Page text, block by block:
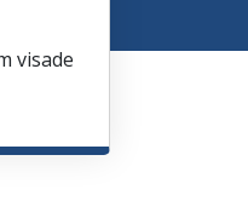
visade